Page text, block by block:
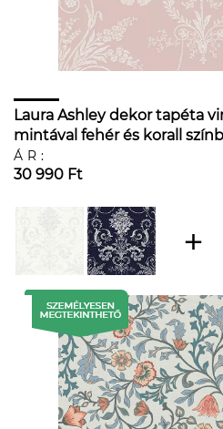
Laura Ashley dekor tapéta
mintával fehér és korall
ÁR:
30 990 Ft